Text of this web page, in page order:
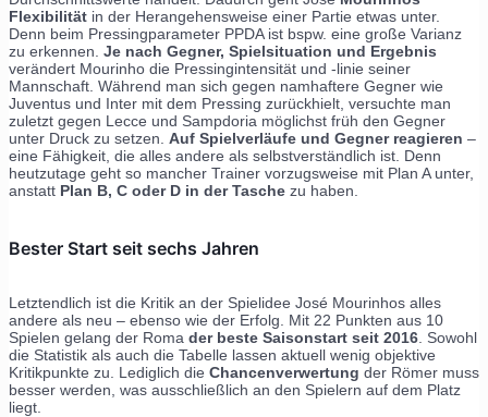
Flexibilität in der Herangehensweise einer Partie etwas unter.
Denn beim Pressingparameter PPDA ist bspw. eine große Varianz
zu erkennen. Je nach Gegner, Spielsituation und Ergebnis
verändert Mourinho die Pressingintensität und -linie seiner
Mannschaft. Während man sich gegen namhaftere Gegner wie
Juventus und Inter mit dem Pressing zurückhielt, versuchte man
zuletzt gegen Lecce und Sampdoria möglichst früh den Gegner
unter Druck zu setzen. Auf Spielverläufe und Gegner reagieren –
eine Fähigkeit, die alles andere als selbstverständlich ist. Denn
heutzutage geht so mancher Trainer vorzugsweise mit Plan A unter,
anstatt Plan B, C oder D in der Tasche zu haben.
Bester Start seit sechs Jahren
Letztendlich ist die Kritik an der Spielidee José Mourinhos alles
andere als neu – ebenso wie der Erfolg. Mit 22 Punkten aus 10
Spielen gelang der Roma der beste Saisonstart seit 2016 . Sowohl
die Statistik als auch die Tabelle lassen aktuell wenig objektive
Kritikpunkte zu. Lediglich die Chancenverwertung der Römer muss
besser werden, was ausschließlich an den Spielern auf dem Platz
liegt.